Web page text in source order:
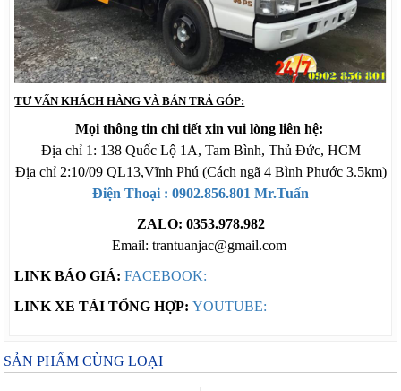
TƯ VẤN KHÁCH HÀNG VÀ BÁN TRẢ GÓP:
Mọi thông tin chi tiết xin vui lòng liên hệ:
Địa chỉ 1: 138 Quốc Lộ 1A, Tam Bình, Thủ Đức, HCM
Địa chỉ 2:10/09 QL13,Vĩnh Phú (Cách ngã 4 Bình Phước 3.5km)
Điện Thoại : 0902.856.801 Mr.Tuấn
ZALO: 0353.978.982
Email: trantuanjac@gmail.com
LINK BÁO GIÁ: FACEBOOK:
LINK XE TẢI TỔNG HỢP: YOUTUBE:
SẢN PHẨM CÙNG LOẠI